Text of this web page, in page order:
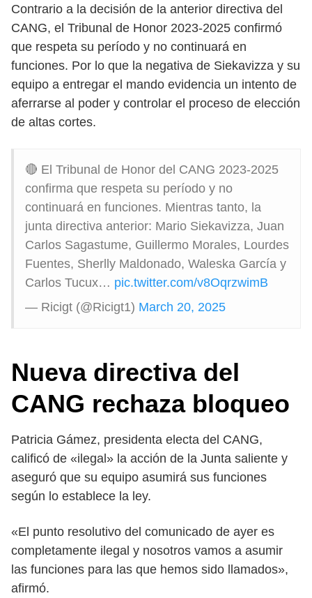
Contrario a la decisión de la anterior directiva del
CANG, el Tribunal de Honor 2023-2025 confirmó
que respeta su período y no continuará en
funciones. Por lo que la negativa de Siekavizza y su
equipo a entregar el mando evidencia un intento de
aferrarse al poder y controlar el proceso de elección
de altas cortes.
🔴 El Tribunal de Honor del CANG 2023-2025
confirma que respeta su período y no
continuará en funciones. Mientras tanto, la
junta directiva anterior: Mario Siekavizza, Juan
Carlos Sagastume, Guillermo Morales, Lourdes
Fuentes, Sherlly Maldonado, Waleska García y
Carlos Tucux… pic.twitter.com/v8OqrzwimB
— Ricigt (@Ricigt1) March 20, 2025
Nueva directiva del
CANG rechaza bloqueo
Patricia Gámez, presidenta electa del CANG,
calificó de «ilegal» la acción de la Junta saliente y
aseguró que su equipo asumirá sus funciones
según lo establece la ley.
«El punto resolutivo del comunicado de ayer es
completamente ilegal y nosotros vamos a asumir
las funciones para las que hemos sido llamados»,
afirmó.